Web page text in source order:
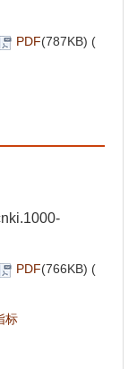
PDF(787KB) (
PDF(766KB) (
标